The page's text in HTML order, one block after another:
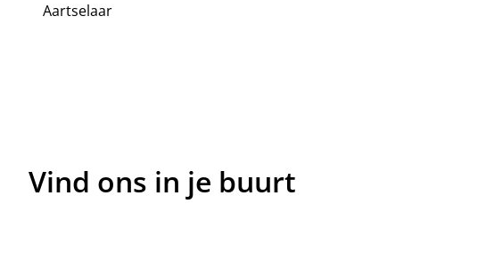
Aartselaar
Vind ons in je buurt